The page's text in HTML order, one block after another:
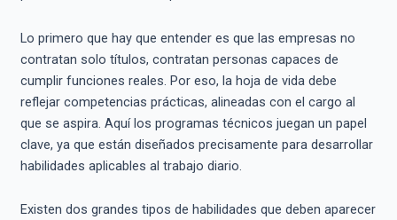
Lo primero que hay que entender es que las empresas no
contratan solo títulos, contratan personas capaces de
cumplir funciones reales. Por eso, la hoja de vida debe
reflejar competencias prácticas, alineadas con el cargo al
que se aspira. Aquí los programas técnicos juegan un papel
clave, ya que están diseñados precisamente para desarrollar
habilidades aplicables al trabajo diario.
Existen dos grandes tipos de habilidades que deben aparecer